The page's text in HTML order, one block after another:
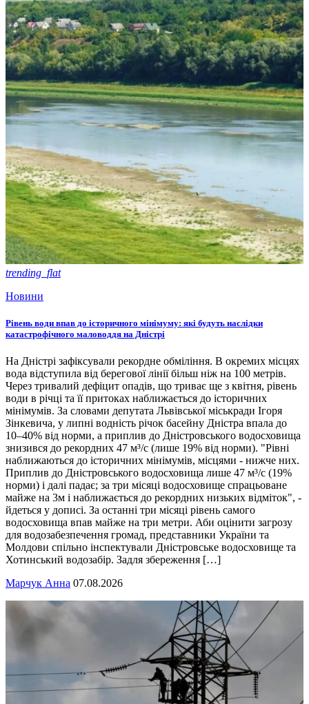
trending_flat
Новини
Рівень води впав до історичного мінімуму: які будуть наслідки
катастрофічного маловоддя на Дністрі
На Дністрі зафіксували рекордне обміління. В окремих місцях
вода відступила від берегової лінії більш ніж на 100 метрів.
Через тривалий дефіцит опадів, що триває ще з квітня, рівень
води в річці та її притоках наближається до історичних
мінімумів. За словами депутата Львівської міськради Ігоря
Зінкевича, у липні водність річок басейну Дністра впала до
10–40% від норми, а приплив до Дністровського водосховища
знизився до рекордних 47 м³/с (лише 19% від норми). "Рівні
наближаються до історичних мінімумів, місцями - нижче них.
Приплив до Дністровського водосховища лише 47 м³/с (19%
норми) і далі падає; за три місяці водосховище спрацьоване
майже на 3м і наближається до рекордних низьких відміток", -
йдеться у дописі. За останні три місяці рівень самого
водосховища впав майже на три метри. Аби оцінити загрозу
для водозабезпечення громад, представники України та
Молдови спільно інспектували Дністровське водосховище та
Хотинський водозабір. Задля збереження […]
Марчук Анна 07.08.2026